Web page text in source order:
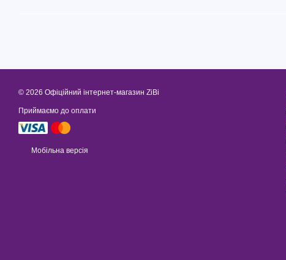
© 2026 Офіційний інтернет-магазин ZiBi
Приймаємо до оплати
Мобільна версія